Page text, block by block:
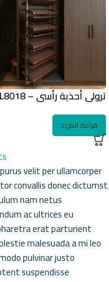
ترولي أحذية رأسي – AL8018
قراءة المزيد
velit per ullamcorper
convallis donec dictumst
nam netus
ac ultrices eu
erat parturient
malesuada a mi leo
pulvinar justo
suspendisse.